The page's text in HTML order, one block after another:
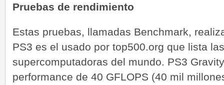
Pruebas de rendimiento
Estas pruebas, llamadas Benchmark,
PS3 es el usado por top500.org que lista
supercomputadoras del mundo. PS3
performance de 40 GFLOPS (40 mil